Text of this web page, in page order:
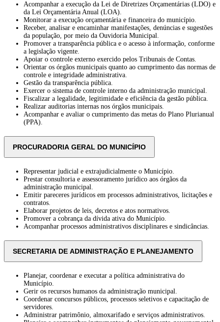
Acompanhar a execução da Lei de Diretrizes Orçamentárias (LDO) e
da Lei Orçamentária Anual (LOA).
Monitorar a execução orçamentária e financeira do município.
Receber, analisar e encaminhar manifestações, denúncias e sugestões
da população, por meio da Ouvidoria Municipal.
Promover a transparência pública e o acesso à informação, conforme
a legislação vigente.
Apoiar o controle externo exercido pelos Tribunais de Contas.
Orientar os órgãos municipais quanto ao cumprimento das normas de
controle e integridade administrativa.
Gestão da transparência pública.
Exercer o sistema de controle interno da administração municipal.
Fiscalizar a legalidade, legitimidade e eficiência da gestão pública.
Realizar auditorias internas nos órgãos municipais.
Acompanhar e avaliar o cumprimento das metas do Plano Plurianual
(PPA).
PROCURADORIA GERAL DO MUNICÍPIO
Representar judicial e extrajudicialmente o Município.
Prestar consultoria e assessoramento jurídico aos órgãos da
administração municipal.
Emitir pareceres jurídicos em processos administrativos, licitações e
contratos.
Elaborar projetos de leis, decretos e atos normativos.
Promover a cobrança da dívida ativa do Município.
Acompanhar processos administrativos disciplinares e sindicâncias.
SECRETARIA DE ADMINISTRAÇÃO E PLANEJAMENTO
Planejar, coordenar e executar a política administrativa do
Município.
Gerir os recursos humanos da administração municipal.
Coordenar concursos públicos, processos seletivos e capacitação de
servidores.
Administrar patrimônio, almoxarifado e serviços administrativos.